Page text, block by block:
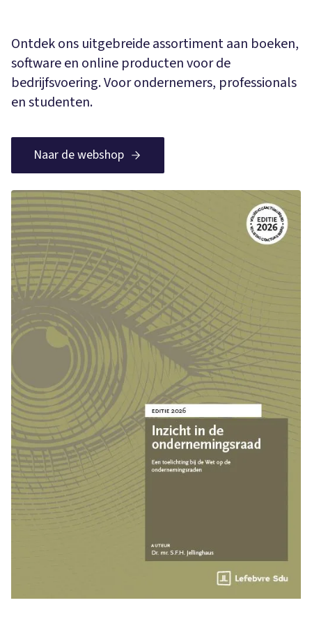
Ontdek ons uitgebreide assortiment aan boeken,
software en online producten voor de
bedrijfsvoering. Voor ondernemers, professionals
en studenten.
Naar de webshop